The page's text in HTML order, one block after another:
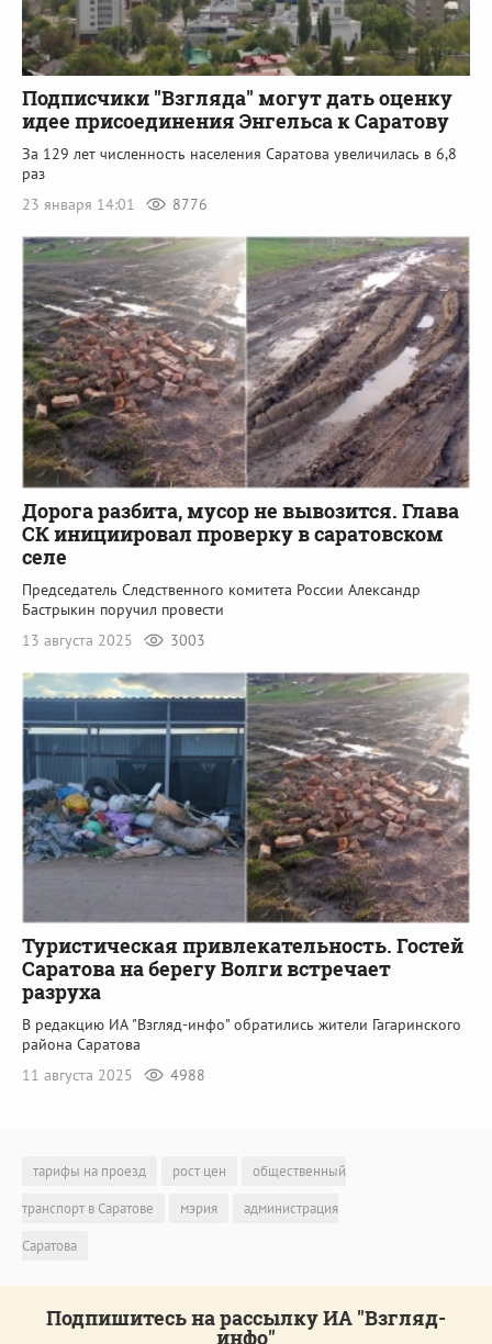
Подписчики "Взгляда" могут дать оценку
идее присоединения Энгельса к Саратову
За 129 лет численность населения Саратова увеличилась в 6,8
раз
23 января 14:01
8776
Дорога разбита, мусор не вывозится. Глава
СК инициировал проверку в саратовском
селе
Председатель Следственного комитета России Александр
Бастрыкин поручил провести
13 августа 2025
3003
Туристическая привлекательность. Гостей
Саратова на берегу Волги встречает
разруха
В редакцию ИА "Взгляд-инфо" обратились жители Гагаринского
района Саратова
11 августа 2025
4988
тарифы на проезд рост цен
общественный
транспорт в Саратове
мэрия
администрация
Саратова
Подпишитесь на рассылку ИА "Взгляд-
инфо"